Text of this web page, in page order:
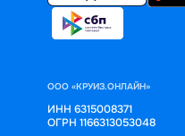
ООО «КРУИЗ.ОНЛАЙН»
ИНН 6315008371
ОГРН 1166313053048